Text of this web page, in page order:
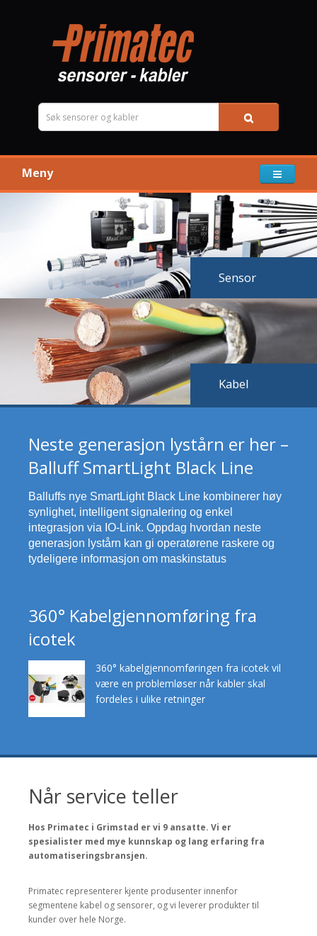
Meny
Sensor
Kabel
Neste generasjon lystårn er her –
Balluff SmartLight Black Line
Balluffs nye SmartLight Black Line kombinerer høy
synlighet, intelligent signalering og enkel
integrasjon via IO-Link. Oppdag hvordan neste
generasjon lystårn kan gi operatørene raskere og
tydeligere informasjon om maskinstatus
360° Kabelgjennomføring fra
icotek
360° kabelgjennomføringen fra icotek vil
være en problemløser når kabler skal
fordeles i ulike retninger
Når service teller
Hos Primatec i Grimstad er vi 9 ansatte. Vi er
spesialister med mye kunnskap og lang erfaring fra
automatiseringsbransjen.
Primatec representerer kjente produsenter innenfor
segmentene kabel og sensorer, og vi leverer produkter til
kunder over hele Norge.